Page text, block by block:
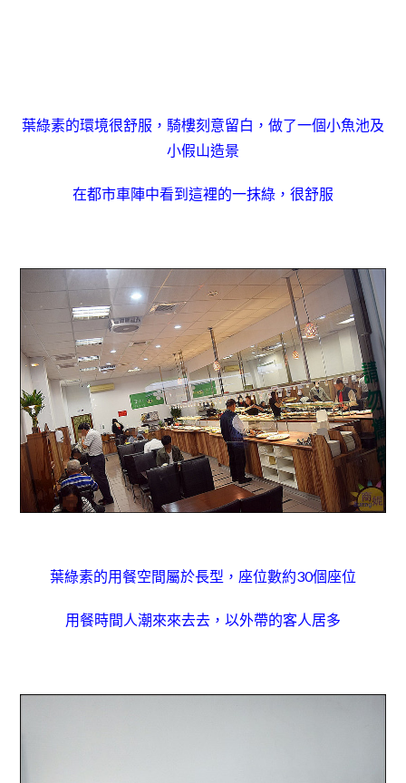
葉綠素的環境很舒服，騎樓刻意留白，做了一個小魚池及
小假山造景
在都市車陣中看到這裡的一抹綠，很舒服
葉綠素的用餐空間屬於長型，座位數約30個座位
用餐時間人潮來來去去，以外帶的客人居多